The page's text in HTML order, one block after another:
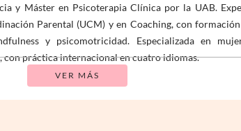
y Máster en Psicoterapia Clínica por la UAB.
Parental (UCM) y en Coaching, con
y psicomotricidad. Especializada en
con práctica internacional en cuatro idiomas.
VER MÁS